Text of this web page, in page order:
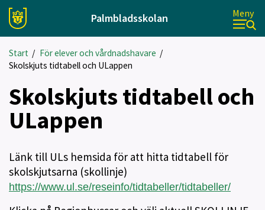
Palmbladsskolan Meny
Start / För elever och vårdnadshavare /
Skolskjuts tidtabell och ULappen
Skolskjuts tidtabell och
ULappen
Länk till ULs hemsida för att hitta tidtabell för
skolskjutsarna (skollinje)
https://www.ul.se/reseinfo/tidtabeller/tidtabeller/